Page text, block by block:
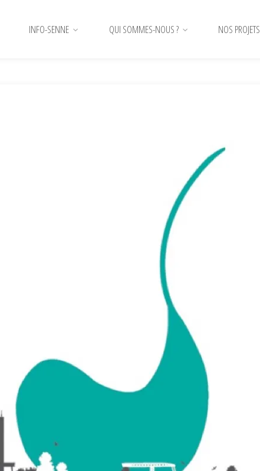
INFO-SENNE QUI SOMMES-NOUS ? NOS PROJETS